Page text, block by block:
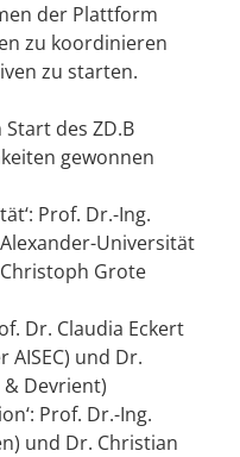
der Plattform
zu koordinieren
zu starten.
des ZD.B
gewonnen
Prof. Dr.-Ing.
Universität
Grote
Dr. Claudia Eckert
und Dr.
& Devrient)
Prof. Dr.-Ing.
und Dr. Christian